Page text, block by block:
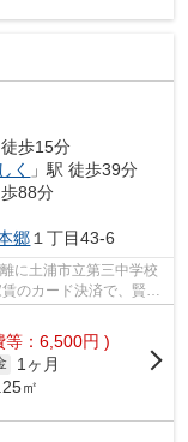
徒歩15分
く
」駅 徒歩39分
歩88分
郷１丁目43-6
に土浦市立第三中学校
のカード決済で、賢く
等：6,500円 )
1ヶ月
㎡